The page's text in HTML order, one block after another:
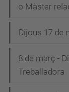
o Màster
Dijous 17 de
8 de març -
Treballadora